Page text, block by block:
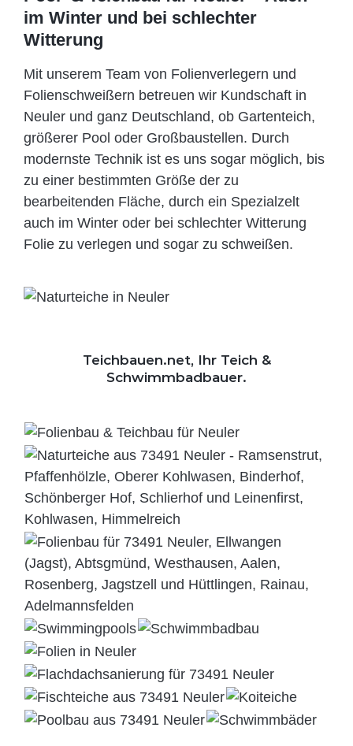
im Winter und bei schlechter
Witterung
Mit unserem Team von Folienverlegern und
Folien­schweißern betreuen wir Kundschaft in
Neuler und ganz Deutschland, ob Gartenteich,
größerer Pool oder Großbaustellen. Durch
modernste Technik ist es uns sogar möglich, bis
zu einer bestimmten Größe der zu
bearbeitenden Fläche, durch ein Spezi­alzelt
auch im Winter oder bei schlechter Witterung
Folie zu verlegen und sogar zu schweißen.
Teichbauen.net, Ihr Teich &
Schwimmbadbauer.